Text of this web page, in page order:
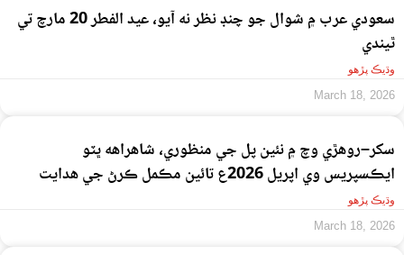
سعودي عرب ۾ شوال جو چنڊ نظر نه آيو، عيد الفطر 20 مارچ تي
ٿيندي
وڌيڪ پڙهو
March 18, 2026
سکر–روهڙي وچ ۾ نئين پل جي منظوري، شاهراهه ڀٽو
ايڪسپريس وي اپريل 2026ع تائين مڪمل ڪرڻ جي هدايت
وڌيڪ پڙهو
March 18, 2026